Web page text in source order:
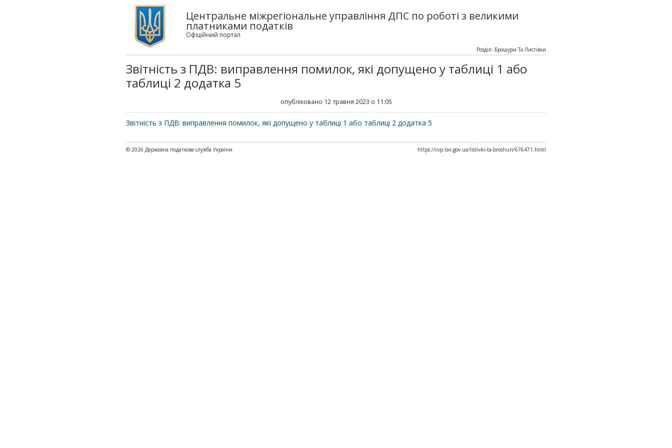
Центральне міжрегіональне управління ДПС по роботі з великими
платниками податків
Офіційний портал
Звітність з ПДВ: виправлення помилок, які допущено у таблиці 1 або
таблиці 2 додатка 5
опубліковано 12 травня 2023 о 11:05
Розділ: Брошури Та Листівки
Звітність з ПДВ: виправлення помилок, які допущено у таблиці 1 або таблиці 2 додатка 5
© 2026 Державна податкова служба України https://cvp.tax.gov.ua/listivki-ta-broshuri/676471.html